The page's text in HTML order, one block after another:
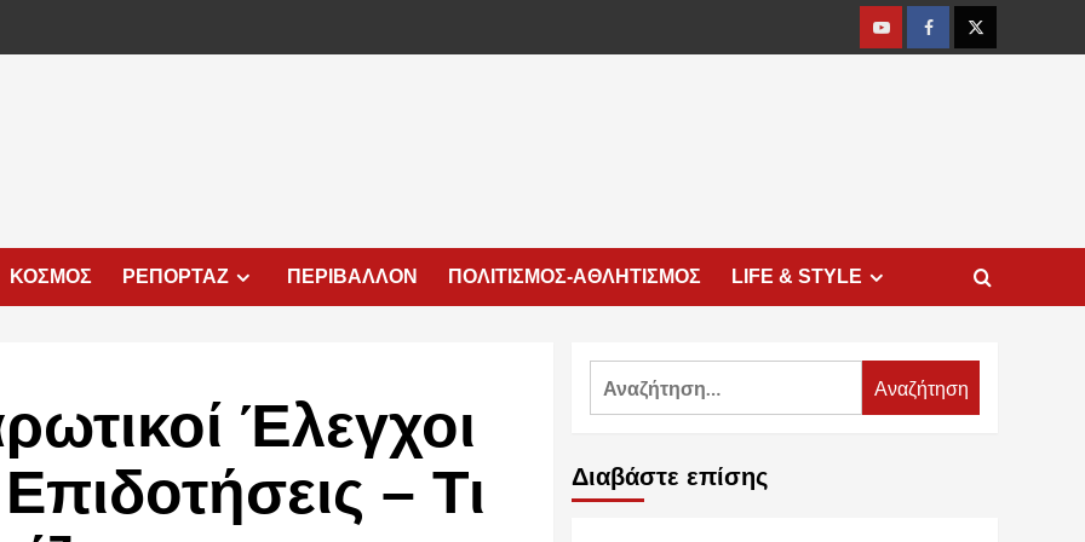
YoutubeFacebookTwitter
ΚΟΣΜΟΣ ΡΕΠΟΡΤΑΖ ΠΕΡΙΒΑΛΛΟΝ ΠΟΛΙΤΙΣΜΟΣ-ΑΘΛΗΤΙΣΜΟΣ LIFE & STYLE
Έλεγχοι
– Τι
Αναζήτηση
Διαβάστε επίσης